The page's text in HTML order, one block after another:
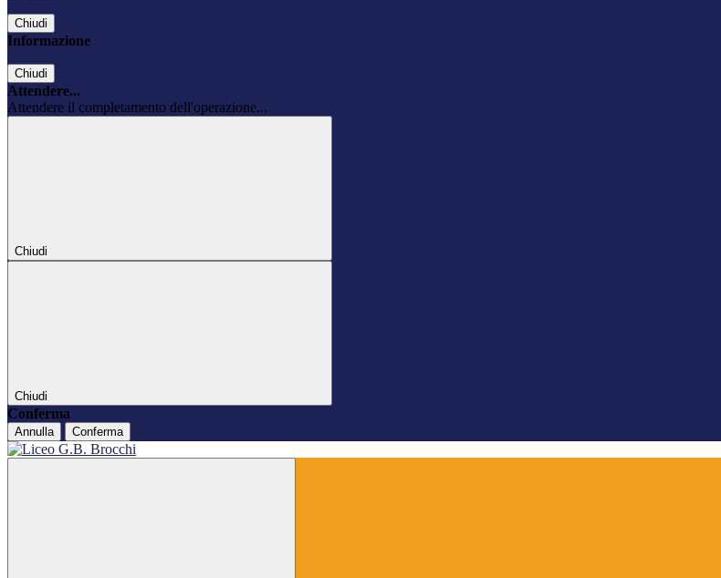
Chiudi
Informazione
Chiudi
Attendere...
Attendere il completamento dell'operazione...
Chiudi
Chiudi
Conferma
Annulla Conferma